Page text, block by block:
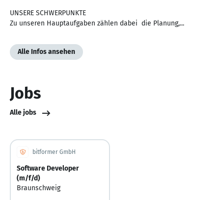
UNSERE SCHWERPUNKTE
Zu unseren Hauptaufgaben zählen dabei die Planung,...
Alle Infos ansehen
Jobs
Alle jobs
bitformer GmbH
Software Developer
(m/f/d)
Braunschweig